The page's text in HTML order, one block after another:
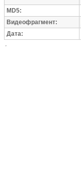
MD5:
Видеофрагмент:
Дата: